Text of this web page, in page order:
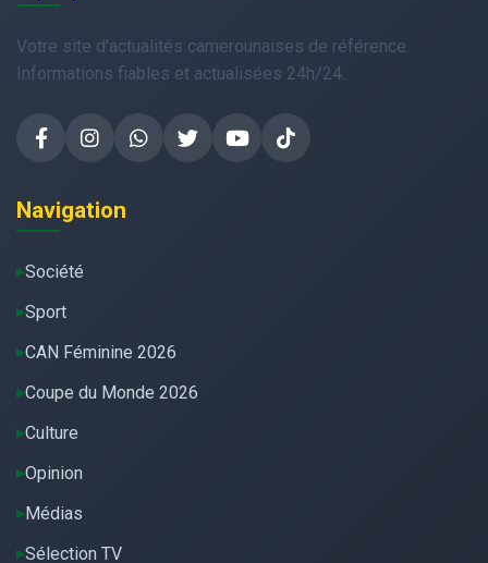
Votre site d'actualités camerounaises de référence.
Informations fiables et actualisées 24h/24.
Navigation
Société
Sport
CAN Féminine 2026
Coupe du Monde 2026
Culture
Opinion
Médias
Sélection TV